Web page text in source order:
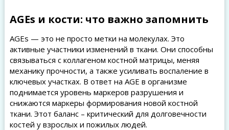
AGEs и кости: что важно запомнить
AGEs — это не просто метки на молекулах. Это
активные участники изменений в ткани. Они способны
связываться с коллагеном костной матрицы, меняя
механику прочности, а также усиливать воспаление в
ключевых участках. В ответ на AGE в организме
поднимается уровень маркеров разрушения и
снижаются маркеры формирования новой костной
ткани. Этот баланс – критический для долговечности
костей у взрослых и пожилых людей.